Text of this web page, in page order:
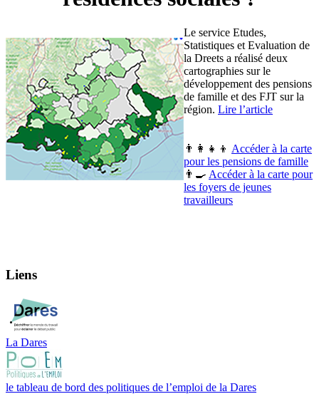
Le service Etudes,
Statistiques et Evaluation de
la Dreets a réalisé deux
cartographies sur le
développement des pensions
de famille et des FJT sur la
région. Lire l’article
👨‍👩‍👧‍👦 Accéder à la carte
pour les pensions de famille
👨‍🍳 Accéder à la carte pour
les foyers de jeunes
travailleurs
Liens
La Dares
le tableau de bord des politiques de l’emploi de la Dares